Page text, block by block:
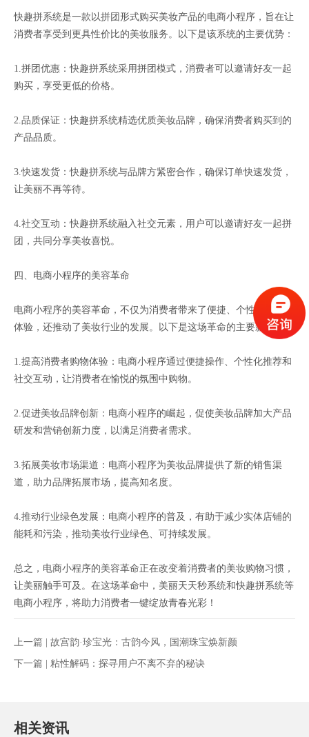
快趣拼系统是一款以拼团形式购买美妆产品的电商小程序，旨在让
消费者享受到更具性价比的美妆服务。以下是该系统的主要优势：
1.拼团优惠：快趣拼系统采用拼团模式，消费者可以邀请好友一起
购买，享受更低的价格。
2.品质保证：快趣拼系统精选优质美妆品牌，确保消费者购买到的
产品品质。
3.快速发货：快趣拼系统与品牌方紧密合作，确保订单快速发货，
让美丽不再等待。
4.社交互动：快趣拼系统融入社交元素，用户可以邀请好友一起拼
团，共同分享美妆喜悦。
四、电商小程序的美容革命
电商小程序的美容革命，不仅为消费者带来了便捷、个性化的购物
体验，还推动了美妆行业的发展。以下是这场革命的主要影响：
1.提高消费者购物体验：电商小程序通过便捷操作、个性化推荐和
社交互动，让消费者在愉悦的氛围中购物。
2.促进美妆品牌创新：电商小程序的崛起，促使美妆品牌加大产品
研发和营销创新力度，以满足消费者需求。
3.拓展美妆市场渠道：电商小程序为美妆品牌提供了新的销售渠
道，助力品牌拓展市场，提高知名度。
4.推动行业绿色发展：电商小程序的普及，有助于减少实体店铺的
能耗和污染，推动美妆行业绿色、可持续发展。
总之，电商小程序的美容革命正在改变着消费者的美妆购物习惯，
让美丽触手可及。在这场革命中，美丽天天秒系统和快趣拼系统等
电商小程序，将助力消费者一键绽放青春光彩！
上一篇 | 故宫韵·珍宝光：古韵今风，国潮珠宝焕新颜
下一篇 | 粘性解码：探寻用户不离不弃的秘诀
相关资讯